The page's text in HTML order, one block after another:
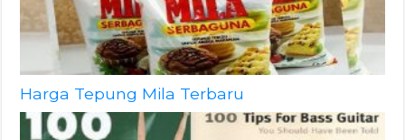
Harga Tepung Mila Terbaru